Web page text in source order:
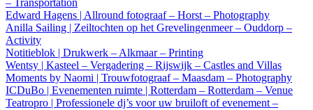
– Transportation
Edward Hagens | Allround fotograaf – Horst – Photography
Anilla Sailing | Zeiltochten op het Grevelingenmeer – Ouddorp –
Activity
Notitieblok | Drukwerk – Alkmaar – Printing
Wentsy | Kasteel – Vergadering – Rijswijk – Castles and Villas
Moments by Naomi | Trouwfotograaf – Maasdam – Photography
ICDuBo | Evenementen ruimte | Rotterdam – Rotterdam – Venue
Teatropro | Professionele dj’s voor uw bruiloft of evenement –